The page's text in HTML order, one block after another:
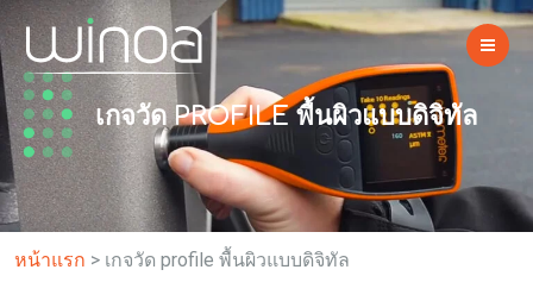
เกจวัด PROFILE พื้นผิวแบบดิจิทัล
หน้าแรก > เกจวัด profile พื้นผิวแบบดิจิทัล